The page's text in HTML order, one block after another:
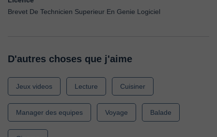
Brevet De Technicien Superieur En Genie Logiciel
D'autres choses que j'aime
Jeux videos Lecture Cuisiner
Manager des equipes Voyage Balade